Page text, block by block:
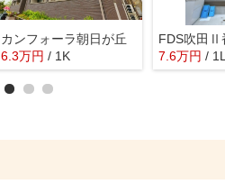
カンフォーラ朝日が丘
6.3万円 / 1K
FDS吹田Ⅱ
7.6万円 /